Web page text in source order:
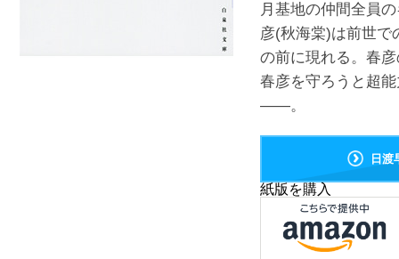
月基地の仲間全員
彦(秋海棠)は前世で
の前に現れる。春
春彦を守ろうと超
――。
日渡
紙版を購入